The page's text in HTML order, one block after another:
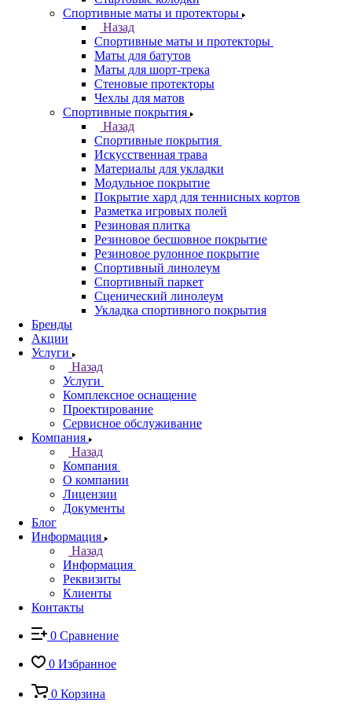
Спортивные маты и протекторы
Назад
Спортивные маты и протекторы
Маты для батутов
Маты для шорт-трека
Стеновые протекторы
Чехлы для матов
Спортивные покрытия
Назад
Спортивные покрытия
Искусственная трава
Материалы для укладки
Модульное покрытие
Покрытие хард для теннисных кортов
Разметка игровых полей
Резиновая плитка
Резиновое бесшовное покрытие
Резиновое рулонное покрытие
Спортивный линолеум
Спортивный паркет
Сценический линолеум
Укладка спортивного покрытия
Бренды
Акции
Услуги
Назад
Услуги
Комплексное оснащение
Проектирование
Сервисное обслуживание
Компания
Назад
Компания
О компании
Лицензии
Документы
Блог
Информация
Назад
Информация
Реквизиты
Клиенты
Контакты
0 Сравнение
0 Избранное
0 Корзина